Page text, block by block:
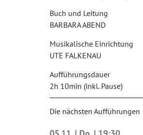
Buch und Leitung
BARBARA ABEND
Musikalische Einrichtung
UTE FALKENAU
Aufführungsdauer
2h 10min (inkl. Pause)
Die nächsten Aufführungen